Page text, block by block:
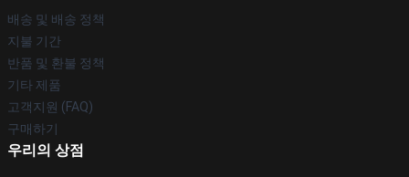
배송 및 배송 정책
지불 기간
반품 및 환불 정책
기타 제품
고객지원 (FAQ)
구매하기
우리의 상점